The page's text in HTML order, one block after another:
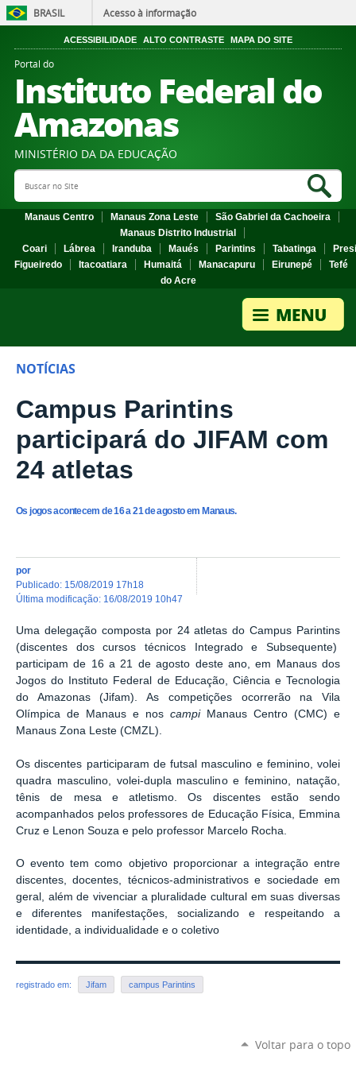
BRASIL Acesso à informação
ACESSIBILIDADE ALTO CONTRASTE MAPA DO SITE
Portal do
Instituto Federal do
Amazonas
MINISTÉRIO DA DA EDUCAÇÃO
Search Site
Manaus Centro Manaus Zona Leste
São Gabriel da Cachoeira
Manaus Distrito Industrial
Coari
Lábrea Iranduba Maués Parintins Tabatinga
Figueiredo
Itacoatiara Humaitá Manacapuru Eirunepé
Tefé
do Acre
NOTÍCIAS
Campus Parintins
participará do JIFAM com
24 atletas
Os jogos acontecem de 16 a 21 de agosto em Manaus.
por
publicado: 15/08/2019 17h18
última modificação: 16/08/2019 10h47
Uma delegação composta por 24 atletas do Campus Parintins
(discentes dos cursos técnicos Integrado e Subsequente)
participam de 16 a 21 de agosto deste ano, em Manaus dos
Jogos do Instituto Federal de Educação, Ciência e Tecnologia
do Amazonas (Jifam). As competições ocorrerão na Vila
Olímpica de Manaus e nos campi Manaus Centro (CMC) e
Manaus Zona Leste (CMZL).
Os discentes participaram de futsal masculino e feminino, volei
quadra masculino, volei-dupla masculino e feminino, natação,
tênis de mesa e atletismo. Os discentes estão sendo
acompanhados pelos professores de Educação Física, Emmina
Cruz e Lenon Souza e pelo professor Marcelo Rocha.
O evento tem como objetivo proporcionar a integração entre
discentes, docentes, técnicos-administrativos e sociedade em
geral, além de vivenciar a pluralidade cultural em suas diversas
e diferentes manifestações, socializando e respeitando a
identidade, a individualidade e o coletivo
registrado em: Jifam campus Parintins
Voltar para o topo